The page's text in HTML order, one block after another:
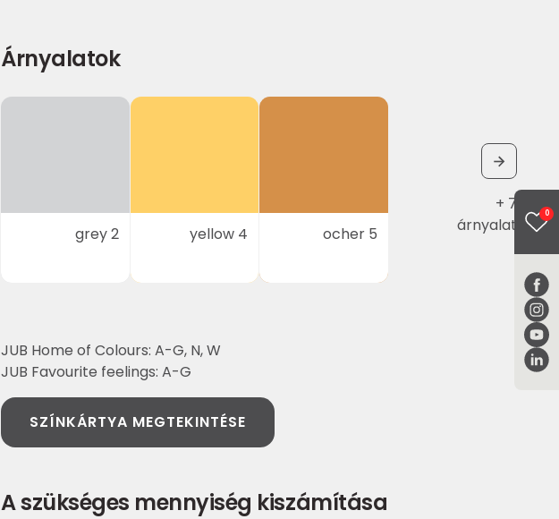
0
Árnyalatok
grey 2 yellow 4 ocher 5
+ 7
árnyalat
JUB Home of Colours: A-G, N, W
JUB Favourite feelings: A-G
SZÍNKÁRTYA MEGTEKINTÉSE
A szükséges mennyiség kiszámítása